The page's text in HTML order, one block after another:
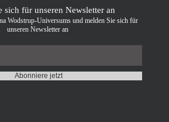
sich für unseren Newsletter an
Wodstrup-Universums und melden Sie sich für
unseren Newsletter an
Abonniere jetzt